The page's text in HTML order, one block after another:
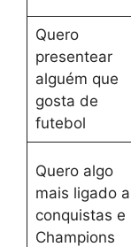
Quero
presentear
alguém que
gosta de
futebol
Quero algo
mais ligado a
conquistas e
Champions